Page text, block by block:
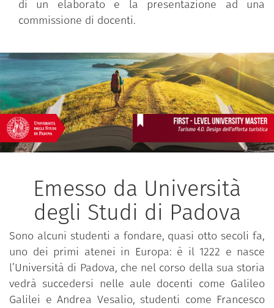
di un elaborato e la presentazione ad una
commissione di docenti.
Emesso da Università
degli Studi di Padova
Sono alcuni studenti a fondare, quasi otto secoli fa,
uno dei primi atenei in Europa: è il 1222 e nasce
l’Università di Padova, che nel corso della sua storia
vedrà succedersi nelle aule docenti come Galileo
Galilei e Andrea Vesalio, studenti come Francesco